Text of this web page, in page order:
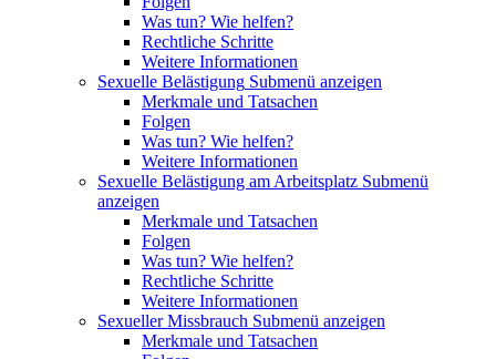
Was tun? Wie helfen?
Rechtliche Schritte
Weitere Informationen
Sexuelle Belästigung Submenü anzeigen
Merkmale und Tatsachen
Folgen
Was tun? Wie helfen?
Weitere Informationen
Sexuelle Belästigung am Arbeitsplatz Submenü
anzeigen
Merkmale und Tatsachen
Folgen
Was tun? Wie helfen?
Rechtliche Schritte
Weitere Informationen
Sexueller Missbrauch Submenü anzeigen
Merkmale und Tatsachen